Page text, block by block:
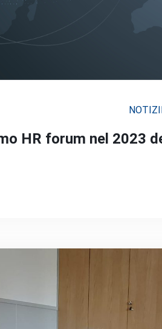
HR forum nel 2023